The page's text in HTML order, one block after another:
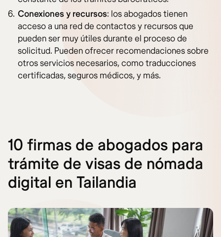
Conexiones y recursos: los abogados tienen
acceso a una red de contactos y recursos que
pueden ser muy útiles durante el proceso de
solicitud. Pueden ofrecer recomendaciones sobre
otros servicios necesarios, como traducciones
certificadas, seguros médicos, y más.
10 firmas de abogados para
trámite de visas de nómada
digital en Tailandia